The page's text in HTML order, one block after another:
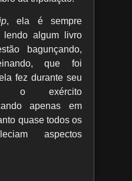
, ela é sempre
lendo algum livro
bagunçando,
que foi
fez durante seu
exército
apenas em
quase todos os
aspectos